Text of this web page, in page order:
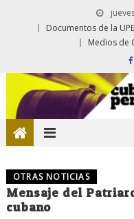
Documentos de la
Medios de
OTRAS NOTICIAS
Mensaje del
cubano